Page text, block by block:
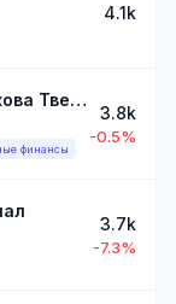
4.1k
Стоматология доктора Жакова Тверь
финансы
3.8k
-0.5%
3.7k
-7.3%